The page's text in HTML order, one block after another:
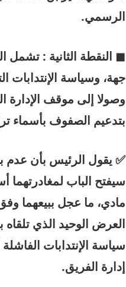
الرسمي.
◼ النقطة الثانية : تشمل
جهة، وسياسة الإنتدابات
وصولا إلى موقف الإدارة
بتدعيم الصفوف بأسماء
✅ يقول الرئيس بأن عدم
سيفتح الباب
مادي، ما عجل ببيعهما
العرض الوحيد الذي
سياسة الإنتدابات
إدارة الفريق.